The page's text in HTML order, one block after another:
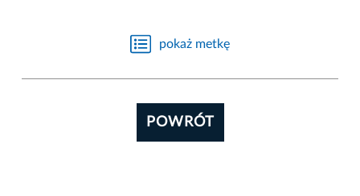
pokaż metkę
POWRÓT